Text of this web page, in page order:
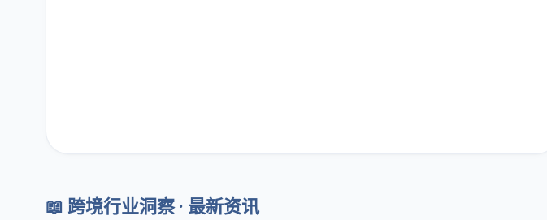
📖 跨境行业洞察 · 最新资讯